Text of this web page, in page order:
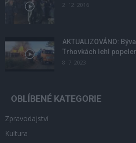
2. 12. 2016
AKTUALIZOVÁNO:
Trhovkách lehl
8. 7. 2023
OBLÍBENÉ KATEGORIE
Zpravodajství
Kultura